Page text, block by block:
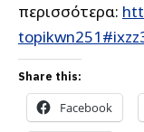
περισσότερα:
Share this:
Facebook